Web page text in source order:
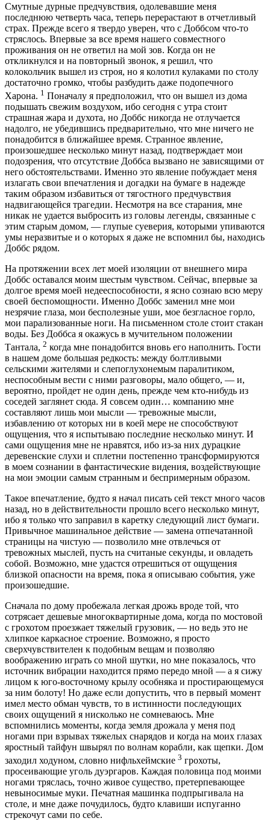
Смутные дурные предчувствия, одолевавшие меня
последнюю четверть часа, теперь перерастают в отчетливый
страх. Прежде всего я твердо уверен, что с Доббсом что-то
стряслось. Впервые за все время нашего совместного
проживания он не ответил на мой зов. Когда он не
откликнулся и на повторный звонок, я решил, что
колокольчик вышел из строя, но я колотил кулаками по столу
достаточно громко, чтобы разбудить даже подопечного
Харона. 1 Поначалу я предположил, что он вышел из дома
подышать свежим воздухом, ибо сегодня с утра стоит
страшная жара и духота, но Доббс никогда не отлучается
надолго, не убедившись предварительно, что мне ничего не
понадобится в ближайшее время. Странное явление,
произошедшее несколько минут назад, подтверждает мои
подозрения, что отсутствие Доббса вызвано не зависящими от
него обстоятельствами. Именно это явление побуждает меня
излагать свои впечатления и догадки на бумаге в надежде
таким образом избавиться от тягостного предчувствия
надвигающейся трагедии. Несмотря на все старания, мне
никак не удается выбросить из головы легенды, связанные с
этим старым домом, — глупые суеверия, которыми упиваются
умы неразвитые и о которых я даже не вспомнил бы, находись
Доббс рядом.
На протяжении всех лет моей изоляции от внешнего мира
Доббс оставался моим шестым чувством. Сейчас, впервые за
долгое время моей недееспособности, я ясно сознаю всю меру
своей беспомощности. Именно Доббс заменил мне мои
незрячие глаза, мои бесполезные уши, мое безгласное горло,
мои парализованные ноги. На письменном столе стоит стакан
воды. Без Доббса я окажусь в мучительном положении
Тантала, 2 когда мне понадобится вновь его наполнить. Гости
в нашем доме большая редкость: между болтливыми
сельскими жителями и слепоглухонемым паралитиком,
неспособным вести с ними разговоры, мало общего, — и,
вероятно, пройдет не один день, прежде чем кто-нибудь из
соседей заглянет сюда. Я совсем один… компанию мне
составляют лишь мои мысли — тревожные мысли,
избавлению от которых ни в коей мере не способствуют
ощущения, что я испытываю последние несколько минут. И
сами ощущения мне не нравятся, ибо из-за них дурацкие
деревенские слухи и сплетни постепенно трансформируются
в моем сознании в фантастические видения, воздействующие
на мои эмоции самым странным и беспримерным образом.
Такое впечатление, будто я начал писать сей текст много часов
назад, но в действительности прошло всего несколько минут,
ибо я только что заправил в каретку следующий лист бумаги.
Привычное машинальное действие — замена отпечатанной
страницы на чистую — позволило мне отвлечься от
тревожных мыслей, пусть на считаные секунды, и овладеть
собой. Возможно, мне удастся отрешиться от ощущения
близкой опасности на время, пока я описываю события, уже
произошедшие.
Сначала по дому пробежала легкая дрожь вроде той, что
сотрясает дешевые многоквартирные дома, когда по мостовой
с грохотом проезжает тяжелый грузовик, — но ведь это не
хлипкое каркасное строение. Возможно, я просто
сверхчувствителен к подобным вещам и позволяю
воображению играть со мной шутки, но мне показалось, что
источник вибрации находится прямо передо мной — а я сижу
лицом к юго-восточному крылу особняка и простирающемуся
за ним болоту! Но даже если допустить, что в первый момент
имел место обман чувств, то в истинности последующих
своих ощущений я нисколько не сомневаюсь. Мне
вспомнились моменты, когда земля дрожала у меня под
ногами при взрывах тяжелых снарядов и когда на моих глазах
яростный тайфун швырял по волнам корабли, как щепки. Дом
заходил ходуном, словно нифльхеймские 3 грохоты,
просеивающие уголь дуэргаров. Каждая половица под моими
ногами тряслась, точно живое существо, претерпевающее
невыносимые муки. Печатная машинка подпрыгивала на
столе, и мне даже почудилось, будто клавиши испуганно
стрекочут сами по себе.